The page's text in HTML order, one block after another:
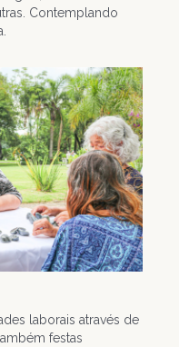
Contemplando
laborais através de
festas